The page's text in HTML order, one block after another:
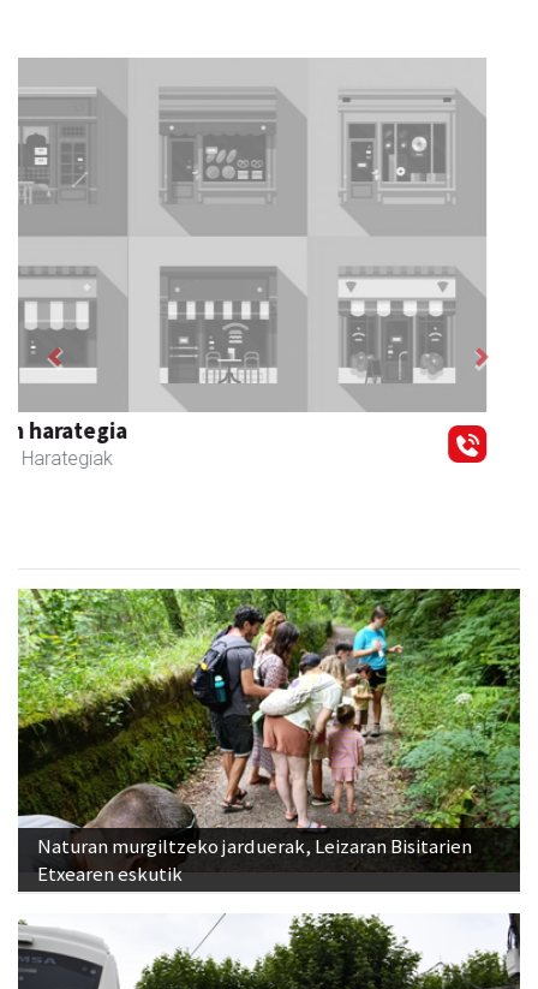
Zubimusu Ikastola
Zizurkil - Hezkuntza
Previous
Naturan murgiltzeko jarduerak, Leizaran Bisitarien
Etxearen eskutik